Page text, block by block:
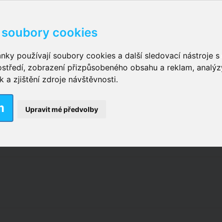
cookies
používají soubory cookies a další sledovací nástroje s
zobrazení přizpůsobeného obsahu a reklam,
a zjištění zdroje návštěvnosti.
Upravit mé předvolby
kalhotky zalepovací ,Inkontinenční kalhotky
vložky pro muže
plavky,Dámské inkontinenční plavky